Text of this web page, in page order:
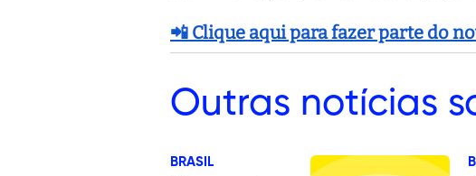
📲 Clique aqui para fazer parte do
Outras notícias
BRASIL